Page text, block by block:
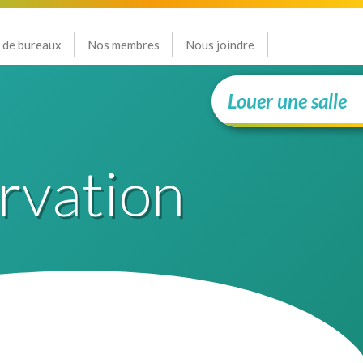
bureaux Nos membres Nous joindre
Louer une salle